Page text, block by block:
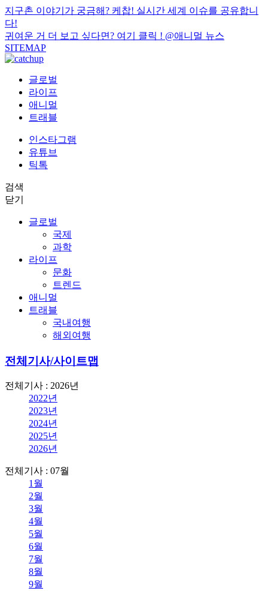
지구촌 이야기가 궁금해? 케찹! 실시간 세계 이슈를 공유합니
다!
귀여운 거 더 보고 싶다면? 여기 클릭 ! @애니멀 뉴스
SITEMAP
글로벌
라이프
애니멀
트래블
인스타그램
유튜브
틱톡
검색
닫기
글로벌
국제
과학
라이프
문화
트렌드
애니멀
트래블
국내여행
해외여행
전체기사/사이트맵
전체기사 : 2026년
2022년
2023년
2024년
2025년
2026년
전체기사 : 07월
1월
2월
3월
4월
5월
6월
7월
8월
9월